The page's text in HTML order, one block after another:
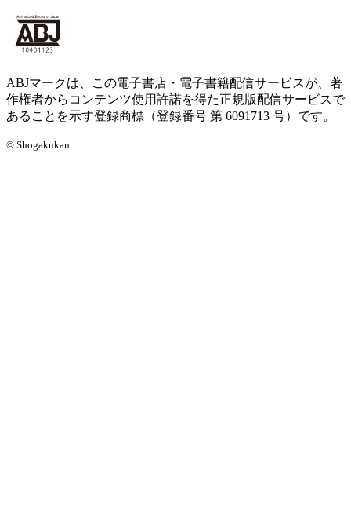
ABJマークは、この電子書店・電子書籍配信サービスが、著
作権者からコンテンツ使用許諾を得た正規版配信サービスで
あることを示す登録商標（登録番号 第 6091713 号）です。
© Shogakukan